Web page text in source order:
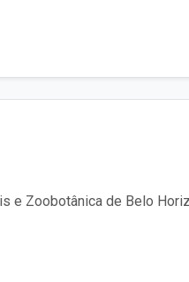
e Zoobotânica de Belo